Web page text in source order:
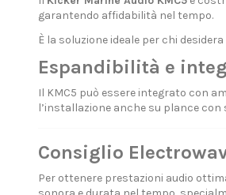
garantendo affidabilità nel tempo.
È la soluzione ideale per chi desidera
Espandibilità e
Il KMC5 può essere integrato con
l’installazione anche su plance con
Consiglio
Per ottenere prestazioni audio